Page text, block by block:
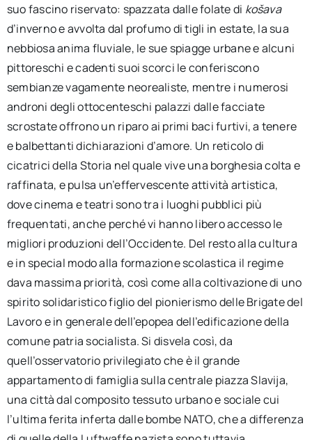
suo fascino riservato: spazzata dalle folate di košava
d’inverno e avvolta dal profumo di tigli in estate, la sua
nebbiosa anima fluviale, le sue spiagge urbane e alcuni
pittoreschi e cadenti suoi scorci le conferiscono
sembianze vagamente neorealiste, mentre i numerosi
androni degli ottocenteschi palazzi dalle facciate
scrostate offrono un riparo ai primi baci furtivi, a tenere
e balbettanti dichiarazioni d’amore. Un reticolo di
cicatrici della Storia nel quale vive una borghesia colta e
raffinata, e pulsa un’effervescente attività artistica,
dove cinema e teatri sono tra i luoghi pubblici più
frequentati, anche perché vi hanno libero accesso le
migliori produzioni dell’Occidente. Del resto alla cultura
e in special modo alla formazione scolastica il regime
dava massima priorità, così come alla coltivazione di uno
spirito solidaristico figlio del pionierismo delle Brigate del
Lavoro e in generale dell’epopea dell’edificazione della
comune patria socialista. Si disvela così, da
quell’osservatorio privilegiato che è il grande
appartamento di famiglia sulla centrale piazza Slavija,
una città dal composito tessuto urbano e sociale cui
l’ultima ferita inferta dalle bombe NATO, che a differenza